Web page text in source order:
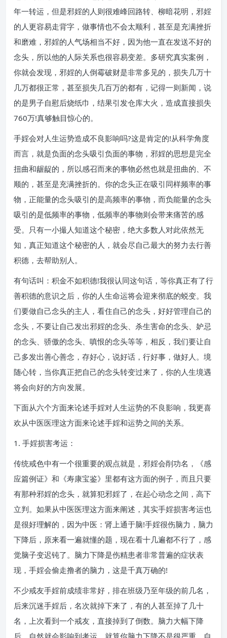
年一转运，但是邪婬的人则很难峰回路转、柳暗花明，邪婬
的人更容易走背字，做事情也不会太顺利，甚至是充满挫折
和磨难，邪婬的人气场相当不好，因为他一直在发送不好的
念头，所以他的人际关系也很容易变差。多研究真实案例，
你就会发现，邪婬的人倒霉破财是非常多见的，损失几万十
几万都很正常，甚至损失几百万的都有，记得一则新闻，说
的是男子自慰后烧纸巾，结果引发仓库大火，造成直接损失
760万!真够触目惊心的。
手婬会对人生运势造成不良影响吗?这是肯定的!从科学角度
而言，就是负面的念头吸引负面的事物，邪婬的思想是完全
扭曲和龌龊的，所以感召而来的事物必然也就是扭曲的、不
顺的，甚至是充满挫折的。你的念头正在吸引同样频率的事
物，正能量的念头吸引的是高频率的事物，而负能量的念头
吸引的是低频率的事物，低频率的事物则会带来痛苦的感
受。只有一小撮人知道这个秘密，绝大多数人对此依然无
知，真正知道这个秘密的人，就会尽自己最大的努力去行善
积德，去帮助别人。
有句话叫：积金不如积德!我很认同这句话，等你真正有了行
善积德的意识之后，你的人生命运将会迎来彻底的蜕变。我
们要做自己念头的主人，看住自己的念头，好好管理自己的
念头，不要让自己发出邪婬的念头、杀生害命的念头、妒忌
的念头、骄傲的念头、嗔恨的念头等等，相反，我们要让自
己多发出善心善念，存好心，说好话，行好事，做好人。境
随心转，当你真正把自己的念头转变过来了，你的人生境遇
将会向好的方向发展。
下面从六个方面来论述手婬对人生运势的不良影响，我更喜
欢从中医医理这方面来论述手婬和运势之间的关系。
1. 手婬损害考运：
传统戒色中有一个很重要的观点就是，邪婬会削功名，《感
应篇例证》和《寿康宝鉴》里都有这方面的例子，而且只要
有那种邪婬的念头，就算犯邪婬了，在起心动念之间，高下
立判。如果从中医医理这方面来阐述，其实手婬损害考运也
是很好理解的，因为中医：肾上通于脑!手婬很伤脑力，脑力
下降后，原来看一遍就懂的题，现在看十几遍都不行了，感
觉脑子变迟钝了。脑力下降是伤精患者非常普遍的症状表
现，手婬会偷走撸者的脑力，这是千真万确的!
不少戒友手婬前成绩非常好，排在班级乃至年级的前几名，
后来沉迷手婬后，名次就掉下来了，有的人甚至掉了几十
名，上次看到一个戒友，直接掉到了倒数。脑力大幅下降
后，自然就会影响到考运，就算你脑力下降不是很严重，自